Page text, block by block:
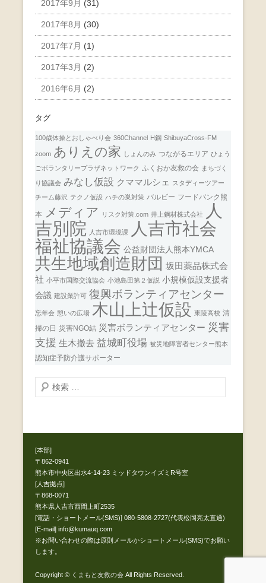
2017年9月 (31)
2017年8月 (30)
2017年7月 (1)
2017年3月 (2)
2016年6月 (2)
タグ
100歳体操とおしゃべり会 360Channel H鋼 ShibuyaCross-FM
zoom ありえの家 しょんのみ つながるエリア ひょう
ごボランタリープラザネットワーク ふくおか友救の会 まちづく
り協議会 みなし仮設 クママルシェ
スタディーツアー
チーム藤沢 テクノ仮設 ハチの巣対策 バルビー フードバンク熊
本 メディア リスク対策.com 井上鋼材株式会社
人
吉別院
人吉市環境課
人吉市社会
福祉協議会 公益財団法人熊本YMCA
共生地域創造財団 坂田薬品株式会
社 小平市国際交流協会 小池島田第２仮説 小規模仮設支援者
会議 建設業許可 復興ボランティアセンター
忘年会 憩いの広場 木山上辻仮設 東陵高校 清
掃の日 災害NGO結 災害ボランティアセンター 災害
支援 生木撤去 益城町役場 被災地障害者センター熊本
認知症予防介護サポーター
検
索
[本部]
〒862-0941
熊本市中央区出水4-14-23 ミッドタウンイズミR号室
[人吉拠点]
〒868-0071
熊本県人吉市西間上町2535
[電話・ショートメール(SMS)] 080-5808-2727(代表松岡亮太直通)
[E-mail] info@kumauq.com
※お問い合わせの際は原則メールかショートメール(SMS)でお願い
します。
Copyright © くまもと友救の会 All Rights Reserved.